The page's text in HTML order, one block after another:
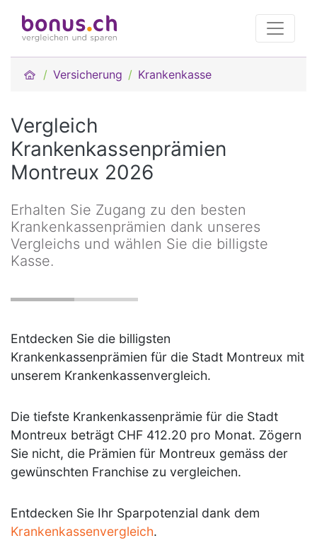
Versicherung Krankenkasse
Vergleich
Krankenkassenprämien
Montreux 2026
Erhalten Sie Zugang zu den besten
Krankenkassenprämien dank unseres
Vergleichs und wählen Sie die billigste
Kasse.
Entdecken Sie die billigsten
Krankenkassenprämien für die Stadt Montreux mit
unserem Krankenkassenvergleich.
Die tiefste Krankenkassenprämie für die Stadt
Montreux beträgt CHF 412.20 pro Monat. Zögern
Sie nicht, die Prämien für Montreux gemäss der
gewünschten Franchise zu vergleichen.
Entdecken Sie Ihr Sparpotenzial dank dem
Krankenkassenvergleich.